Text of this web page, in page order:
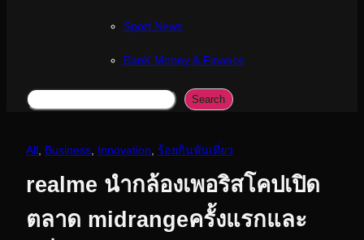
Sport News
ฺBanK Money & Finance
Search Search
All Business Innovation ร้อยกินพันเที่ยว
realme นำกล้องเพอริสโคปเปิด
ตลาด midrangeครั้งแรกและ